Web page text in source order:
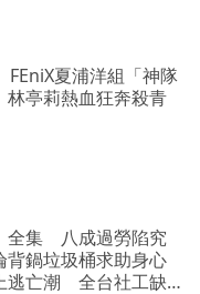
FEniX夏浦洋組「神隊
亭莉熱血狂奔殺青
全集 八成過勞陷究
鍋垃圾桶求助身心
亡潮 全台社工缺